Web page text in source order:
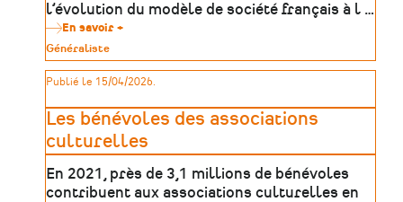
l’évolution du modèle de société français à l …
En savoir +
Pour
un
de
société
soutenable,
durable
inclusive
à
Type
de
patrimoine
Généraliste
Publié le 15/04/2026.
Les bénévoles des associations
culturelles
En 2021, près de 3,1 millions de bénévoles
contribuent aux associations culturelles en